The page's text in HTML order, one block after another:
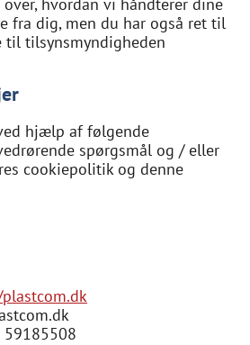
hvordan vi håndterer dine
fra dig, men du har også ret til
til tilsynsmyndigheden
hjælp af følgende
spørgsmål og / eller
cookiepolitik og denne
59185508